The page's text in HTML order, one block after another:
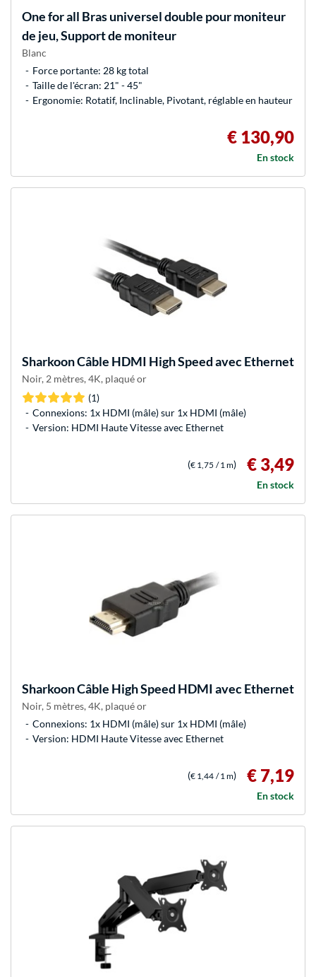
One for all Bras universel double pour moniteur
de jeu, Support de moniteur
Blanc
Force portante: 28 kg total
Taille de l'écran: 21" - 45"
Ergonomie: Rotatif, Inclinable, Pivotant, réglable en hauteur
€ 130,90
En stock
SharkoonCâble HDMI High Speed avec Ethernet
Noir, 2 mètres, 4K, plaqué or
(1)
Connexions: 1x HDMI (mâle) sur 1x HDMI (mâle)
Version: HDMI Haute Vitesse avec Ethernet
(€ 1,75 / 1 m) € 3,49
En stock
SharkoonCâble High Speed HDMI avec Ethernet
Noir, 5 mètres, 4K, plaqué or
Connexions: 1x HDMI (mâle) sur 1x HDMI (mâle)
Version: HDMI Haute Vitesse avec Ethernet
(€ 1,44 / 1 m) € 7,19
En stock